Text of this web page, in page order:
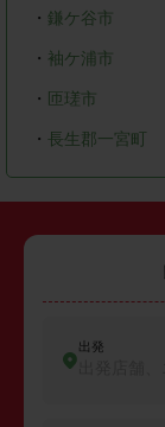
・ 鎌ケ谷市
・ 袖ケ浦市
・ 匝瑳市
・ 長生郡一宮町
出発